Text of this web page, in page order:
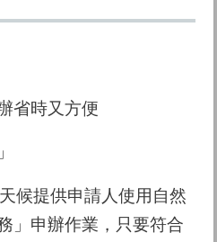
省時又方便
候提供申請人使用自然
」申辦作業，只要符合